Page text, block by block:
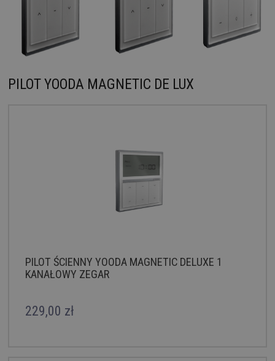
PILOT YOODA MAGNETIC DE LUX
PILOT ŚCIENNY YOODA MAGNETIC DELUXE 1
KANAŁOWY ZEGAR
229,00 zł